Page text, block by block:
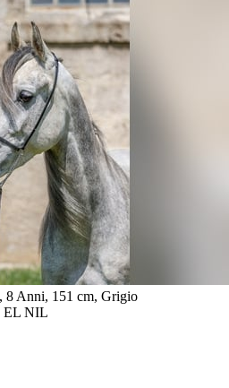
8 Anni, 151 cm, Grigio
EL NIL